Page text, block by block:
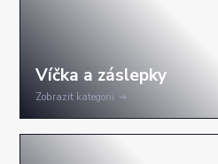
Zobrazit kategorii